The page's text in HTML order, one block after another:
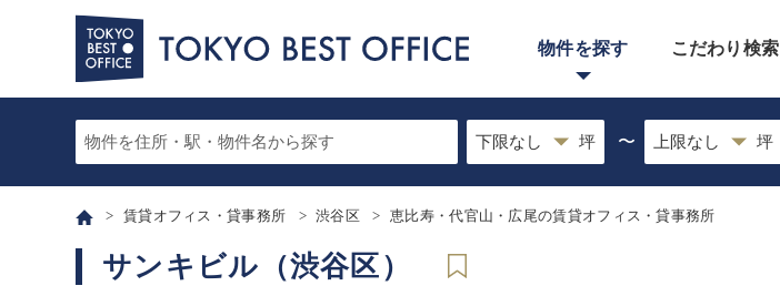
物件を探す こだわり検索
〜
賃貸オフィス・貸事務所 渋谷区 恵比寿・代官山・広尾の賃貸オフィス・貸事務所
サンキビル（渋谷区）